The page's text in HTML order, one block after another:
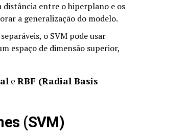
distância entre o hiperplano e os
a generalização do modelo.
o SVM pode usar
espaço de dimensão superior,
e RBF (Radial Basis
(SVM)